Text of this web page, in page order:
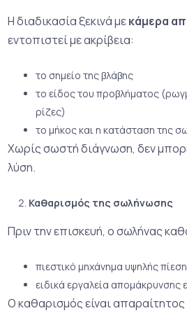
Η διαδικασία ξεκινά μεκάμερα
εντοπιστεί με ακρίβεια:
το σημείο της βλάβης
το είδος του προβλήματος
ρίζες)
το μήκος και η κατάσταση της
Χωρίς σωστή διάγνωση, δεν
λύση.
Καθαρισμός της σωλήνωσης
Πριν την επισκευή, ο σωλήνας
πιεστικό μηχάνημα υψηλής
ειδικά εργαλεία απομάκρυνσης
Ο καθαρισμός είναι